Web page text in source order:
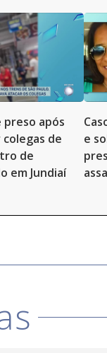
após
de
de
em Jundiaí
e